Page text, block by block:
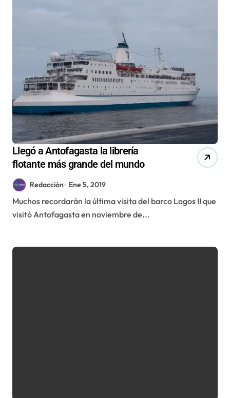
Llegó a Antofagasta la librería
flotante más grande del mundo
Redacción Ene 5, 2019
Muchos recordarán la última visita del barco Logos II que
visitó Antofagasta en noviembre de...